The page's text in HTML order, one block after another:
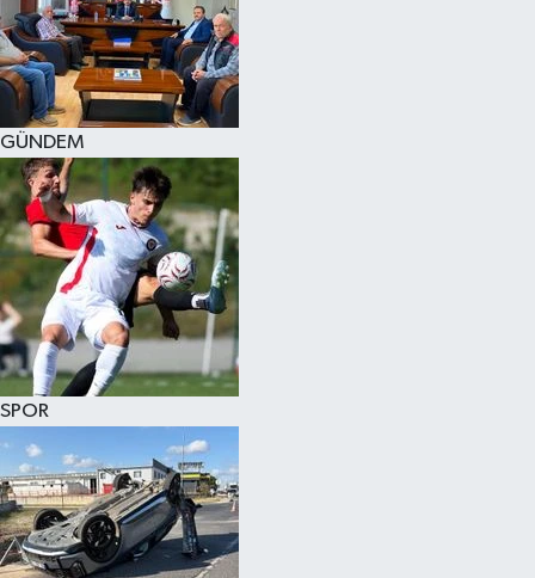
GÜNDEM
SPOR
KÜLTÜR SANAT
MAGAZİN
SAĞLIK
SİYASET
SPOR
TEKNOLOJİ
YAŞAM